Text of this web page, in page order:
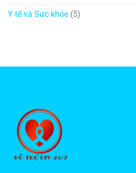
Y tế và Sức khỏe (5)